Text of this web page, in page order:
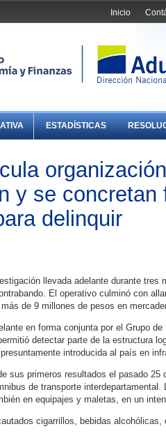
Inicio
ESTADÍSTICAS
y se concretan
delinquir
llevada adelante durante
El operativo culminó con
de 9 millones de pesos en
en forma conjunta por el Grupo
detectar parte de la estructura
introducida al país en
sus primeros resultados el pasado
de transporte
en equipajes y maletas, en un
cigarrillos, bebidas